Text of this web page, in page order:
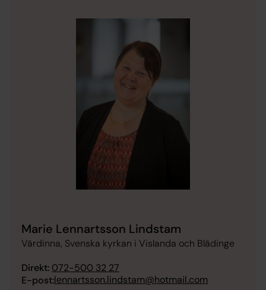
Marie Lennartsson Lindstam
Värdinna, Svenska kyrkan i Vislanda och Blädinge
Direkt: 072-500 32 27
E-post:lennartsson.lindstam@hotmail.com